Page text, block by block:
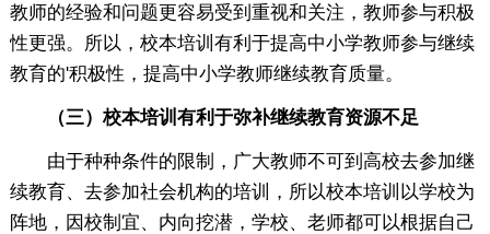
教师的经验和问题更容易受到重视和关注，教师参与积极
性更强。所以，校本培训有利于提高中小学教师参与继续
教育的'积极性，提高中小学教师继续教育质量。
（三）校本培训有利于弥补继续教育资源不足
由于种种条件的限制，广大教师不可到高校去参加继
续教育、去参加社会机构的培训，所以校本培训以学校为
阵地，因校制宜、内向挖潜，学校、老师都可以根据自己